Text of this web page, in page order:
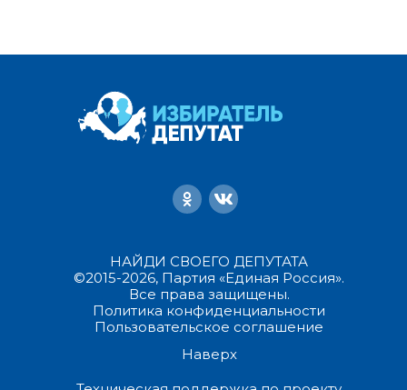
НАЙДИ СВОЕГО ДЕПУТАТА
©2015-2026, Партия «Единая Россия».
Все права защищены.
Политика конфиденциальности
Пользовательское соглашение
Наверх